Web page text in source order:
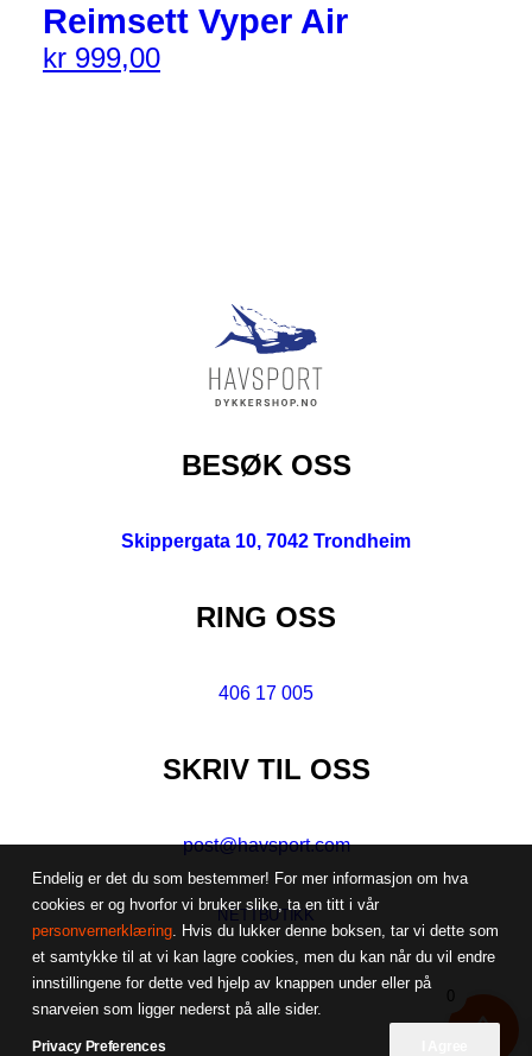
Reimsett Vyper Air
kr 999,00
BESØK OSS
Skippergata 10, 7042 Trondheim
RING OSS
406 17 005
SKRIV TIL OSS
post@havsport.com
NETTBUTIKK
Endelig er det du som bestemmer! For mer informasjon om hva
cookies er og hvorfor vi bruker slike, ta en titt i vår
personvernerklæring. Hvis du lukker denne boksen, tar vi dette som
et samtykke til at vi kan lagre cookies, men du kan når du vil endre
innstillingene for dette ved hjelp av knappen under eller på
snarveien som ligger nederst på alle sider.
Privacy Preferences
0